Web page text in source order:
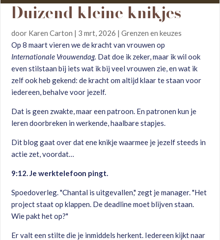
Duizend kleine knikjes
door Karen Carton | 3 mrt, 2026 |Grenzen en keuzes
Op 8 maart vieren we de kracht van vrouwen op
Internationale Vrouwendag. Dat doe ik zeker, maar ik wil ook
even stilstaan bij iets wat ik bij veel vrouwen zie, en wat ik
zelf ook heb gekend: de kracht om altijd klaar te staan voor
iedereen, behalve voor jezelf.
Dat is geen zwakte, maar een patroon. En patronen kun je
leren doorbreken in werkende, haalbare stapjes.
Dit blog gaat over dat ene knikje waarmee je jezelf steeds in
actie zet, voordat…
9:12. Je werktelefoon pingt.
Spoedoverleg. "Chantal is uitgevallen," zegt je manager. "Het
project staat op klappen. De deadline moet blijven staan.
Wie pakt het op?"
Er valt een stilte die je inmiddels herkent. Iedereen kijkt naar